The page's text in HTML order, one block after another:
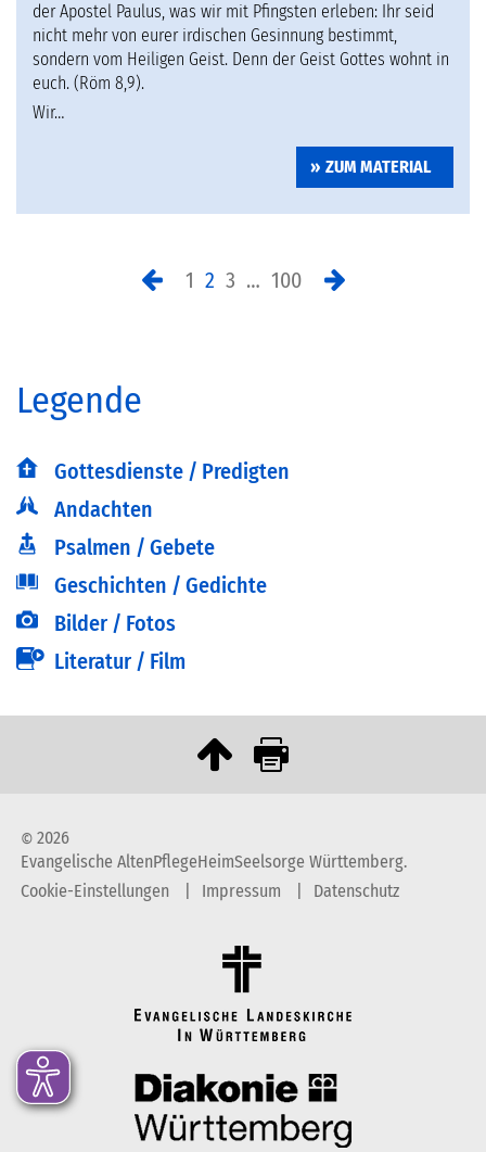
der Apostel Paulus, was wir mit Pfingsten erleben: Ihr seid
nicht mehr von eurer irdischen Gesinnung bestimmt,
sondern vom Heiligen Geist. Denn der Geist Gottes wohnt in
euch. (Röm 8,9).
Wir…
ZUM MATERIAL
1 2 3 … 100
Legende
Gottesdienste / Predigten
Andachten
Psalmen / Gebete
Geschichten / Gedichte
Bilder / Fotos
Literatur / Film
© 2026
Evangelische AltenPflegeHeimSeelsorge Württemberg.
Cookie-Einstellungen
Impressum Datenschutz